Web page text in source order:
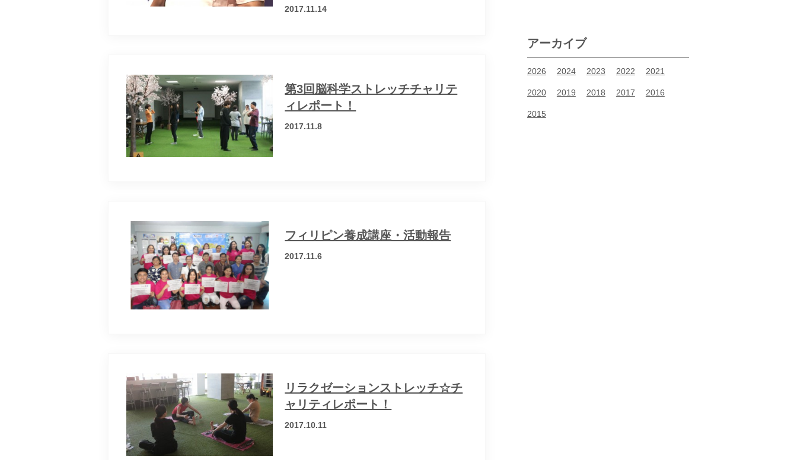
2017.11.14
第3回脳科学ストレッチチャリテ
ィレポート！
2017.11.8
フィリピン養成講座・活動報告
2017.11.6
リラクゼーションストレッチ☆チ
ャリティレポート！
2017.10.11
アーカイブ
2026 2024 2023 2022 2021
2020 2019 2018 2017 2016
2015